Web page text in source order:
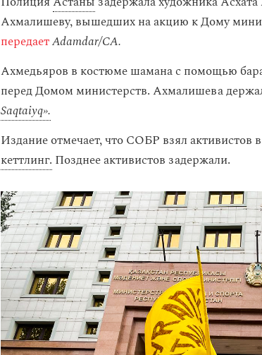
Ахмалишеву, вышедших на акцию к Дому
передаетAdamdar/CA.
Ахмедьяров в костюме шамана с помощью
перед Домом министерств. Ахмалишева
Saqtaiyq».
Издание отмечает, что СОБР взял
кеттлинг. Позднее активистов задержали.